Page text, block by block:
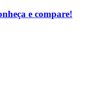
e compare!